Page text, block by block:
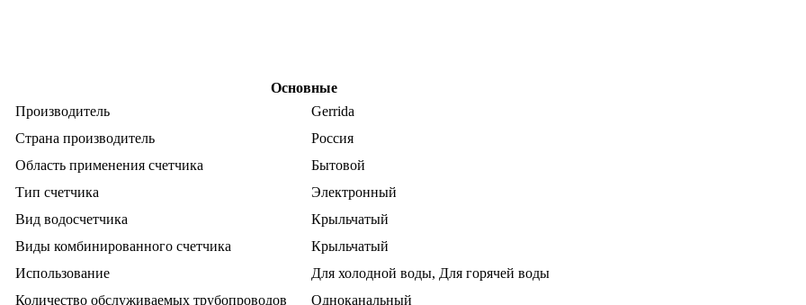
Основные
Производитель
Gerrida
Страна производитель
Россия
Область применения счетчика
Бытовой
Тип счетчика
Электронный
Вид водосчетчика
Крыльчатый
Виды комбинированного счетчика
Крыльчатый
Использование
Для холодной воды, Для горячей воды
Количество обслуживаемых трубопроводов
Одноканальный